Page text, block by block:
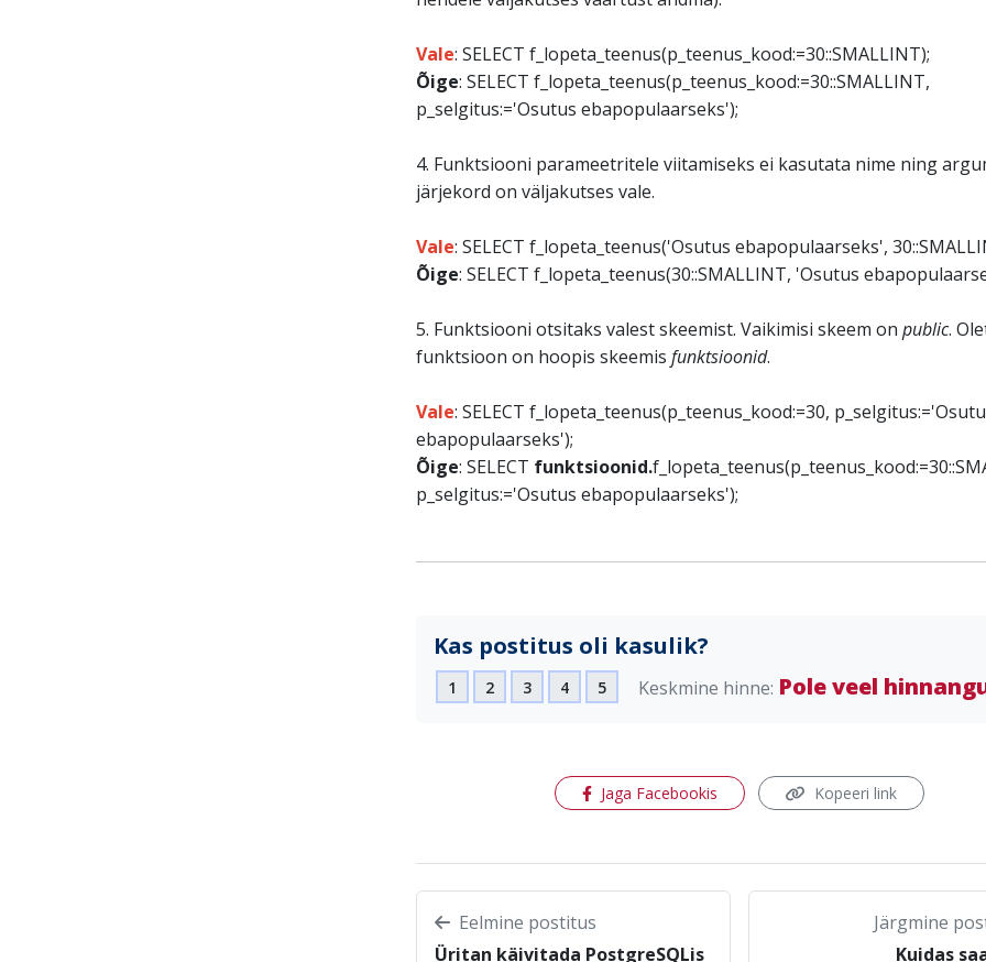
Vale: SELECT f_lopeta_teenus(p_teenus_kood:=30::SMALLINT);
Õige: SELECT f_lopeta_teenus(p_teenus_kood:=30::SMALLINT,
p_selgitus:='Osutus ebapopulaarseks');
4. Funktsiooni parameetritele viitamiseks ei kasutata nime ning
järjekord on väljakutses vale.
Vale: SELECT f_lopeta_teenus('Osutus ebapopulaarseks',
Õige: SELECT f_lopeta_teenus(30::SMALLINT, 'Osutus
5. Funktsiooni otsitaks valest skeemist. Vaikimisi skeem on public.
funktsioon on hoopis skeemis funktsioonid.
Vale: SELECT f_lopeta_teenus(p_teenus_kood:=30,
ebapopulaarseks');
Õige: SELECT funktsioonid.
p_selgitus:='Osutus ebapopulaarseks');
Kas postitus oli kasulik?
1 2 3 4 5 Keskmine hinne: Pole veel
Jaga Facebookis (avaneb uues aknas)
Kopeeri link
Eelmine postitus
Üritan käivitada PostgreSQLis
Järgmine
Kuidas